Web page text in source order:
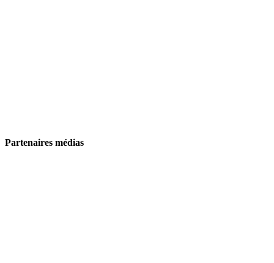
Partenaires médias